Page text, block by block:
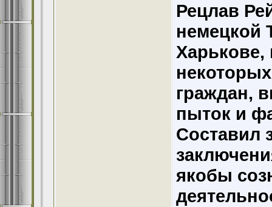
Рецлав
немецкой
Харькове,
граждан,
пыток и
якобы